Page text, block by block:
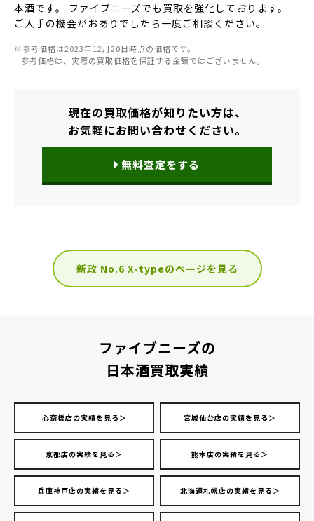
本酒です。 ファイブニーズでも買取を強化しております。
ご入手の機会がおありでしたら一度ご相談ください。
※参考価格は2023年12月20日時点の価格です。
参考価格は、実際の買取価格を保証する金額ではございません。
現在の買取価格が知りたい方は、
お気軽にお問い合わせください。
無料査定をする
新政 No.6 X-typeのページを見る
ファイブニーズの
日本酒買取実績
心斎橋店の実績を見る＞ 宮城仙台店の実績を見る＞
京都店の実績を見る＞ 熊本店の実績を見る＞
兵庫神戸店の実績を見る＞ 北海道札幌店の実績を見る＞